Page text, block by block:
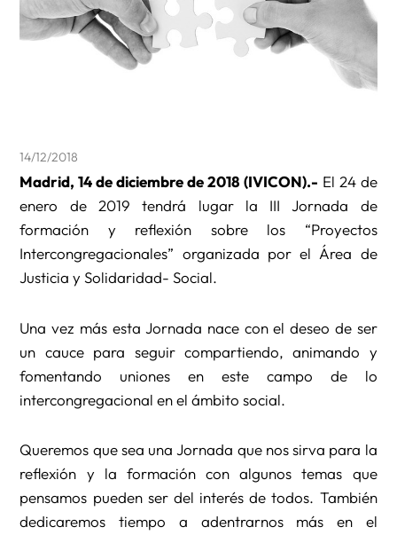
14/12/2018
Madrid, 14 de diciembre de 2018 (IVICON).- El 24 de
enero de 2019 tendrá lugar la III Jornada de
formación y reflexión sobre los “Proyectos
Intercongregacionales” organizada por el Área de
Justicia y Solidaridad- Social.
Una vez más esta Jornada nace con el deseo de ser
un cauce para seguir compartiendo, animando y
fomentando uniones en este campo de lo
intercongregacional en el ámbito social.
Queremos que sea una Jornada que nos sirva para la
reflexión y la formación con algunos temas que
pensamos pueden ser del interés de todos. También
dedicaremos tiempo a adentrarnos más en el